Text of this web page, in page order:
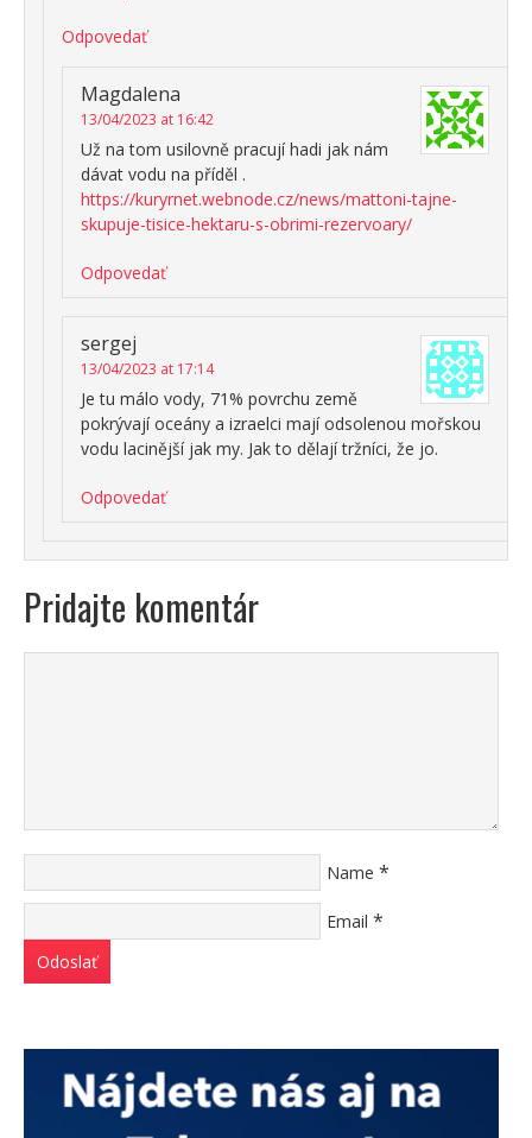
Odpovedať
Magdalena
13/04/2023 at 16:42
Už na tom usilovně pracují hadi jak nám
dávat vodu na příděl .
https://kuryrnet.webnode.cz/news/mattoni-tajne-
skupuje-tisice-hektaru-s-obrimi-rezervoary/
Odpovedať
sergej
13/04/2023 at 17:14
Je tu málo vody, 71% povrchu země
pokrývají oceány a izraelci mají odsolenou mořskou
vodu lacinější jak my. Jak to dělají tržníci, že jo.
Odpovedať
Pridajte komentár
Name *
Email *